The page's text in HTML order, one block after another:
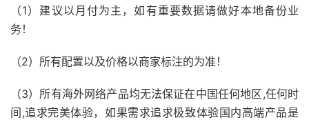
（1）建议以月付为主，如有重要数据请做好本地备份业
务！
（2）所有配置以及价格以商家标注的为准！
（3）所有海外网络产品均无法保证在中国任何地区,任何时
间,追求完美体验，如果需求追求极致体验国内高端产品是